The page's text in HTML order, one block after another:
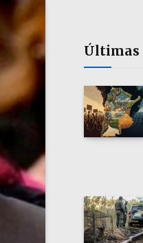
Últimas